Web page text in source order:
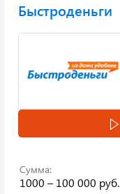
Быстроденьги
Сумма:
1000 – 100 000 руб.